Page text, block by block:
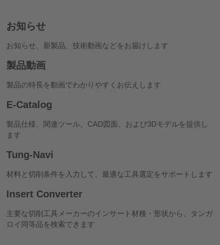
お知らせ
お知らせ、新製品、技術動画などをお届けします
製品動画
製品の特長を動画でわかりやすくお伝えします
E-Catalog
製品仕様、関連ツール、CAD図面、および3Dモデルを提供し
ます
Tung-Navi
材料と切削条件を入力して、最適な工具選定をサポートします
Insert Converter
主要な切削工具メーカーのインサート材種・形状から、タンガ
ロイ同等品を検索できます